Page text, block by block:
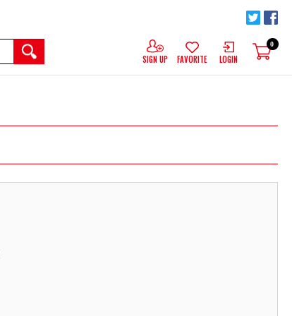
SIGN UP FAVORITE LOGIN
0